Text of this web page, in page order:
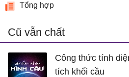
Tổng hợp
Cũ vẫn chất
Công thức tính
tích khối cầu